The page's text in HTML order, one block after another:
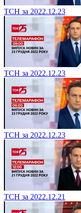
ТСН за 2022.12.23
ТСН за 2022.12.23
ТСН за 2022.12.23
ТСН за 2022.12.21